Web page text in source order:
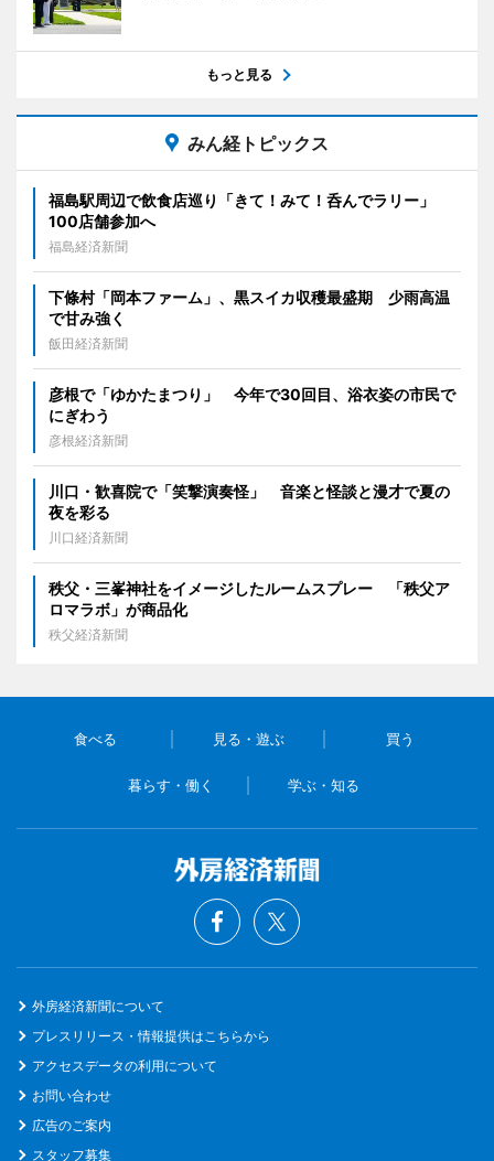
もっと見る
みん経トピックス
福島駅周辺で飲食店巡り「きて！みて！呑んでラリー」
100店舗参加へ
福島経済新聞
下條村「岡本ファーム」、黒スイカ収穫最盛期 少雨高温
で甘み強く
飯田経済新聞
彦根で「ゆかたまつり」 今年で30回目、浴衣姿の市民で
にぎわう
彦根経済新聞
川口・歓喜院で「笑撃演奏怪」 音楽と怪談と漫才で夏の
夜を彩る
川口経済新聞
秩父・三峯神社をイメージしたルームスプレー 「秩父ア
ロマラボ」が商品化
秩父経済新聞
食べる 見る・遊ぶ 買う
暮らす・働く 学ぶ・知る
外房経済新聞について
プレスリリース・情報提供はこちらから
アクセスデータの利用について
お問い合わせ
広告のご案内
スタッフ募集